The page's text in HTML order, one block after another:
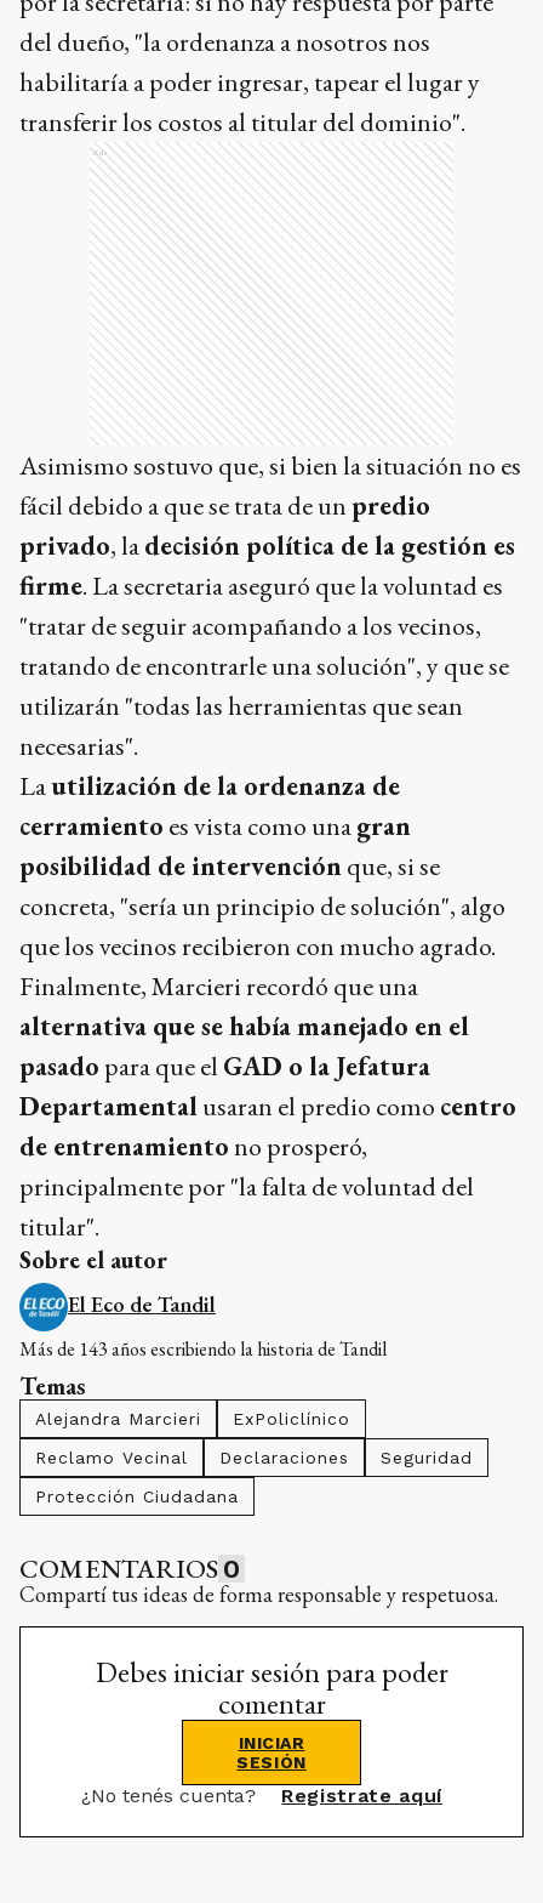
del dueño, "la ordenanza a nosotros nos
habilitaría a poder ingresar, tapear el lugar y
transferir los costos al titular del dominio".
Ads
Asimismo sostuvo que, si bien la situación no es
fácil debido a que se trata de un predio
privado, ladecisión política de la gestión es
firme. La secretaria aseguró que la voluntad es
"tratar de seguir acompañando a los vecinos,
tratando de encontrarle una solución", y que se
utilizarán "todas las herramientas que sean
necesarias".
Lautilización de la ordenanza de
cerramiento es vista como unagran
posibilidad de intervenciónque, si se
concreta, "sería un principio de solución", algo
que los vecinos recibieron con mucho agrado.
Finalmente, Marcieri recordó que una
alternativa que se había manejado en el
pasado para que el GAD o la Jefatura
Departamentalusaran el predio como centro
de entrenamientono prosperó,
principalmente por "la falta de voluntad del
titular".
Sobre el autor
El Eco de Tandil
Más de 143 años escribiendo la historia de Tandil
Temas
Alejandra Marcieri
ExPoliclínico
Reclamo Vecinal
Declaraciones
Seguridad
Protección Ciudadana
COMENTARIOS 0
Compartí tus ideas de forma responsable y respetuosa.
Debes iniciar sesión para poder
comentar
INICIAR
SESIÓN
¿No tenés cuenta? Registrate aquí